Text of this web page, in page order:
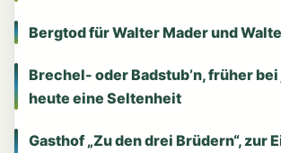
Bergtod für Walter Mader und
Brechel- oder Badstub’n, früher
heute eine Seltenheit
Gasthof „Zu den drei Brüdern“, zur